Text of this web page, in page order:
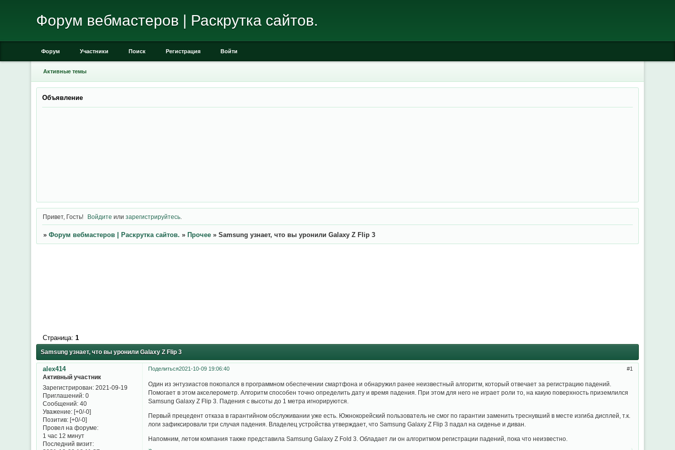
Форум вебмастеров | Раскрутка сайтов.
Форум Участники Поиск Регистрация Войти
Активные темы
Объявление
Привет, Гость! Войдите илизарегистрируйтесь
» Форум вебмастеров | Раскрутка сайтов. » Прочее » Samsung узнает, что вы уронили Galaxy Z Flip 3
Samsung узнает, что вы уронили Galaxy Z Flip 3
Страница: 1
Поделиться 1
2021-10-09 19:06:40
alex414
Активный участник
Зарегистрирован: 2021-09-19
Приглашений:0
Сообщений:40
Уважение: [+0/-0]
Позитив: [+0/-0]
Провел на форуме:
1 час 12 минут
Последний визит:
Один из энтузиастов покопался в программном обеспечении смартфона и обнаружил ранее неизвестный алгоритм, который отвечает за регистрацию падений.
Помогает в этом акселерометр. Алгоритм способен точно определить дату и время падения. При этом для него не играет роли то, на какую поверхность приземлился
Samsung Galaxy Z Flip 3. Падения с высоты до 1 метра игнорируются.
Первый прецедент отказа в гарантийном обслуживании уже есть. Южнокорейский пользователь не смог по гарантии заменить треснувший в месте изгиба дисплей, т.к.
логи зафиксировали три случая падения. Владелец устройства утверждает, что Samsung Galaxy Z Flip 3 падал на сиденье и диван.
Напомним, летом компания также представила Samsung Galaxy Z Fold 3. Обладает ли он алгоритмом регистрации падений, пока что неизвестно.